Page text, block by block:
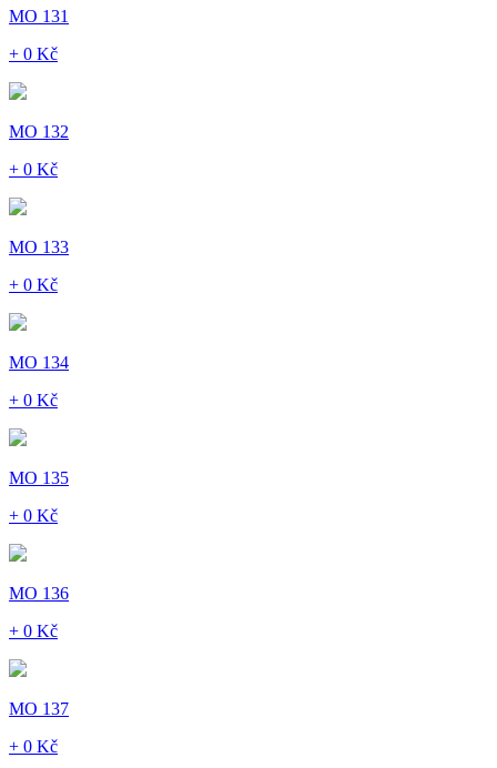
MO 131
+ 0 Kč
MO 132
+ 0 Kč
MO 133
+ 0 Kč
MO 134
+ 0 Kč
MO 135
+ 0 Kč
MO 136
+ 0 Kč
MO 137
+ 0 Kč